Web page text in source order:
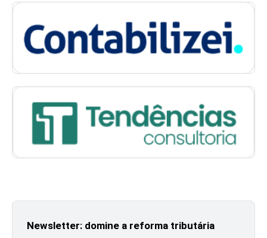
Newsletter: domine a reforma tributária